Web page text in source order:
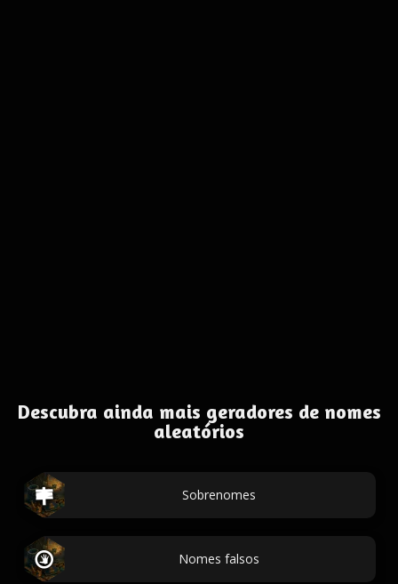
Descubra ainda mais geradores de nomes
aleatórios
Sobrenomes
Nomes falsos